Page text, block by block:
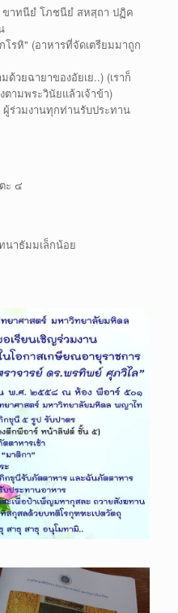
ขาทนียํ โภชนียํ สหสฺถา ปฏิค
โรหิ" (อาหารที่จัดเตรียมมาถูก
ด้วยฉายาของอัยเย..) (เราก็
ตามพระวินัยแล้วเจ้าข้า)
ผู้ร่วมงานทุกท่านรับประทาน
ะ ๔
นาธัมมเล็กน้อย